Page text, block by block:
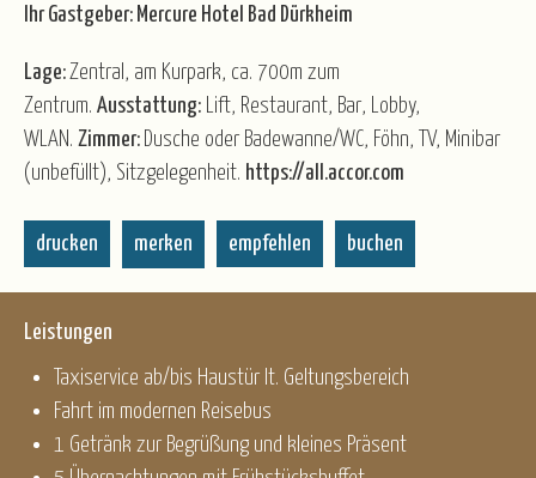
Ihr Gastgeber: Mercure Hotel Bad Dürkheim
Lage:Zentral, am Kurpark, ca. 700m zum
Zentrum. Ausstattung: Lift, Restaurant, Bar, Lobby,
WLAN. Zimmer: Dusche oder Badewanne/WC, Föhn, TV, Minibar
(unbefüllt), Sitzgelegenheit. https://all.accor.com
drucken merken empfehlen buchen
Leistungen
Taxiservice ab/bis Haustür lt. Geltungsbereich
Fahrt im modernen Reisebus
1 Getränk zur Begrüßung und kleines Präsent